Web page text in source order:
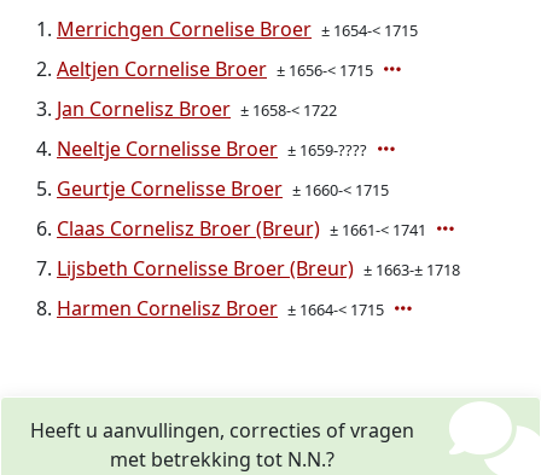
Merrichgen Cornelise Broer ± 1654-< 1715
Aeltjen Cornelise Broer ± 1656-< 1715
Jan Cornelisz Broer ± 1658-< 1722
Neeltje Cornelisse Broer ± 1659-????
Geurtje Cornelisse Broer ± 1660-< 1715
Claas Cornelisz Broer (Breur) ± 1661-< 1741
Lijsbeth Cornelisse Broer (Breur) ± 1663-± 1718
Harmen Cornelisz Broer ± 1664-< 1715
Heeft u aanvullingen, correcties of vragen
met betrekking tot N.N.?